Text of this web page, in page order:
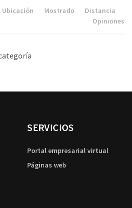
Ubicación Mostrado
Distancia
Opiniones
SERVICIOS
Portal empresarial virtual
Páginas web